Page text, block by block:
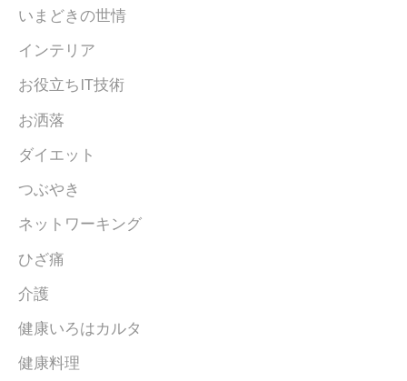
いまどきの世情
インテリア
お役立ちIT技術
お洒落
ダイエット
つぶやき
ネットワーキング
ひざ痛
介護
健康いろはカルタ
健康料理